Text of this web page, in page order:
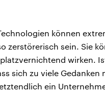
können
zerstörerisch sein. Sie
wirken.
sich zu viele Gedanken
ein